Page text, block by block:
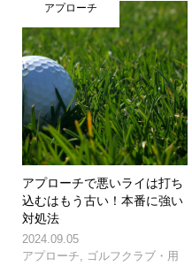
アプローチ
アプローチで悪いライは打ち
込むはもう古い！本番に強い
対処法
2024.09.05
アプローチ, ゴルフクラブ・用